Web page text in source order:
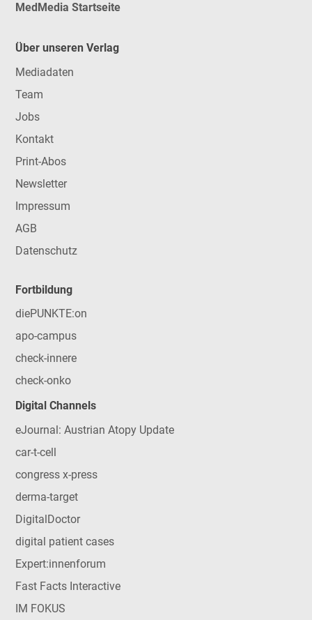
MedMedia Startseite
Über unseren Verlag
Mediadaten
Team
Jobs
Kontakt
Print-Abos
Newsletter
Impressum
AGB
Datenschutz
Fortbildung
diePUNKTE:on
apo-campus
check-innere
check-onko
Digital Channels
eJournal: Austrian Atopy Update
car-t-cell
congress x-press
derma-target
DigitalDoctor
digital patient cases
Expert:innenforum
Fast Facts Interactive
IM FOKUS